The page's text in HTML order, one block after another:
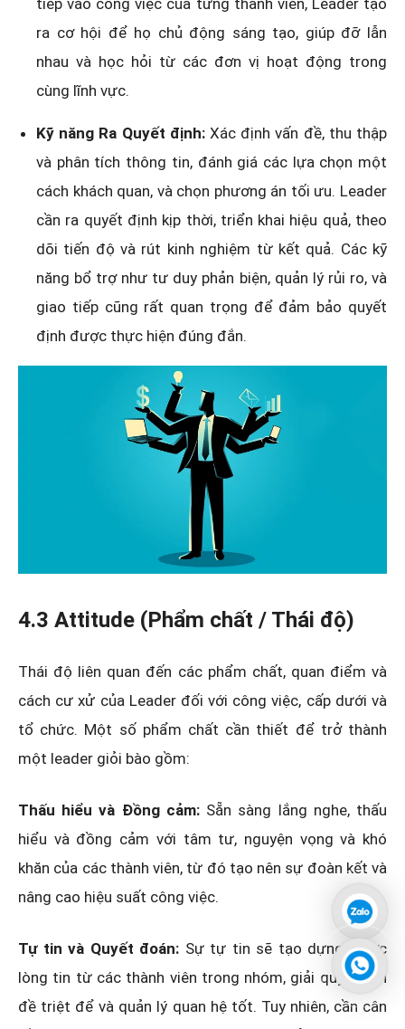
tiếp vào công việc của từng thành viên, Leader tạo
ra cơ hội để họ chủ động sáng tạo, giúp đỡ lẫn
nhau và học hỏi từ các đơn vị hoạt động trong
cùng lĩnh vực.
Kỹ năng Ra Quyết định: Xác định vấn đề, thu thập
và phân tích thông tin, đánh giá các lựa chọn một
cách khách quan, và chọn phương án tối ưu. Leader
cần ra quyết định kịp thời, triển khai hiệu quả, theo
dõi tiến độ và rút kinh nghiệm từ kết quả. Các kỹ
năng bổ trợ như tư duy phản biện, quản lý rủi ro, và
giao tiếp cũng rất quan trọng để đảm bảo quyết
định được thực hiện đúng đắn.
4.3 Attitude (Phẩm chất / Thái độ)
Thái độ liên quan đến các phẩm chất, quan điểm và
cách cư xử của Leader đối với công việc, cấp dưới và
tổ chức. Một số phẩm chất cần thiết để trở thành
một leader giỏi bào gồm:
Thấu hiểu và Đồng cảm: Sẵn sàng lắng nghe, thấu
hiểu và đồng cảm với tâm tư, nguyện vọng và khó
khăn của các thành viên, từ đó tạo nên sự đoàn kết và
nâng cao hiệu suất công việc.
Tự tin và Quyết đoán: Sự tự tin sẽ tạo dựng được
lòng tin từ các thành viên trong nhóm, giải quyết vấn
đề triệt để và quản lý quan hệ tốt. Tuy nhiên, cần cân